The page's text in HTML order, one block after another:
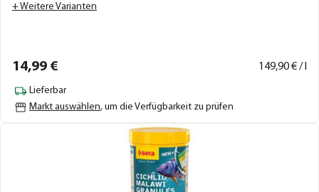
+ Weitere Varianten
14,99 € 149,90€ / l
Lieferbar
Markt auswählen, um die Verfügbarkeit zu prüfen